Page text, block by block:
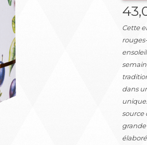
Cette
dans
source